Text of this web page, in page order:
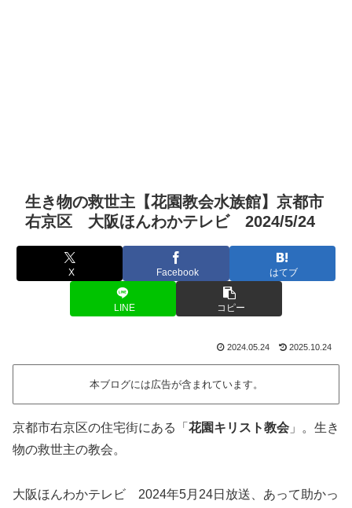
生き物の救世主【花園教会水族館】京都市
右京区 大阪ほんわかテレビ 2024/5/24
X Facebook はてブ
LINE コピー
2024.05.24 2025.10.24
本ブログには広告が含まれています。
京都市右京区の住宅街にある「 花園キリスト教会 」。生き
物の救世主の教会。
大阪ほんわかテレビ 2024年5月24日放送、あって助かっ